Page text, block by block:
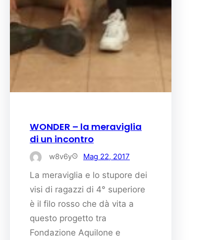
WONDER – la meraviglia
di un incontro
w8v6y Mag 22, 2017
La meraviglia e lo stupore dei
visi di ragazzi di 4° superiore
è il filo rosso che dà vita a
questo progetto tra
Fondazione Aquilone e